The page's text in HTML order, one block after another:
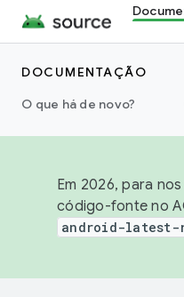
DOCUMENTAÇÃO
O que há de novo?
Em 2026, para
código-fonte no
android-latest-